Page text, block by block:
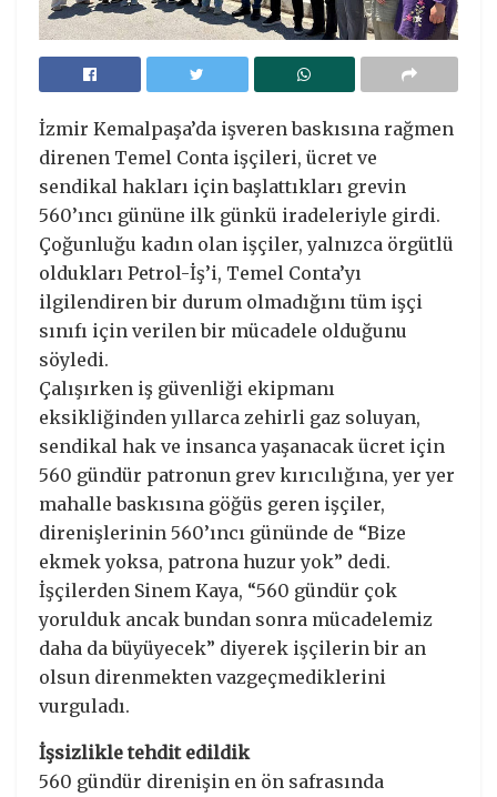
İzmir Kemalpaşa’da işveren baskısına rağmen
direnen Temel Conta işçileri, ücret ve
sendikal hakları için başlattıkları grevin
560’ıncı gününe ilk günkü iradeleriyle girdi.
Çoğunluğu kadın olan işçiler, yalnızca örgütlü
oldukları Petrol-İş’i, Temel Conta’yı
ilgilendiren bir durum olmadığını tüm işçi
sınıfı için verilen bir mücadele olduğunu
söyledi.
Çalışırken iş güvenliği ekipmanı
eksikliğinden yıllarca zehirli gaz soluyan,
sendikal hak ve insanca yaşanacak ücret için
560 gündür patronun grev kırıcılığına, yer yer
mahalle baskısına göğüs geren işçiler,
direnişlerinin 560’ıncı gününde de “Bize
ekmek yoksa, patrona huzur yok” dedi.
İşçilerden Sinem Kaya, “560 gündür çok
yorulduk ancak bundan sonra mücadelemiz
daha da büyüyecek” diyerek işçilerin bir an
olsun direnmekten vazgeçmediklerini
vurguladı.
İşsizlikle tehdit edildik
560 gündür direnişin en ön safrasında